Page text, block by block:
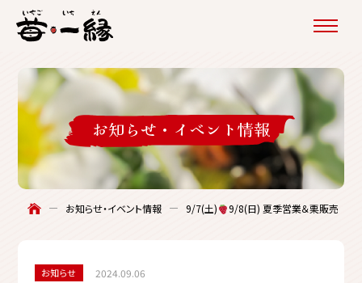
お知らせ・ イベント情報
お知らせ・イベント情報 9/7(土) 9/8(日) 夏季営業＆栗販売
お知らせ 2024.09.06